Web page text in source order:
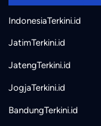
IndonesiaTerkini.id
JatimTerkini.id
JatengTerkini.id
JogjaTerkini.id
BandungTerkini.id